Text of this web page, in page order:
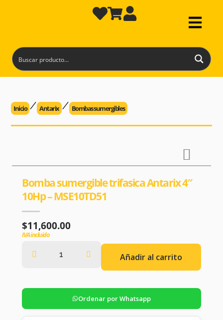
Inicio Antarix Bombas sumergibles
Bomba sumergible trifasica Antarix 4″
10Hp – MSE10TD51
$11,600.00
IVA incluido
Añadir al carrito
Ordenar por Whatsapp